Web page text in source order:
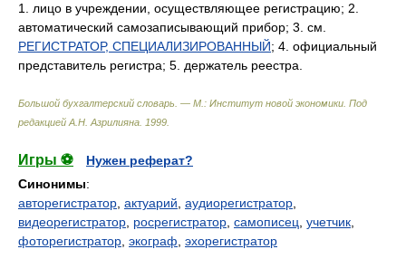
1. лицо в учреждении, осуществляющее регистрацию; 2.
автоматический самозаписывающий прибор; 3. см.
РЕГИСТРАТОР, СПЕЦИАЛИЗИРОВАННЫЙ; 4. официальный
представитель регистра; 5. держатель реестра.
Большой бухгалтерский словарь. — М.: Институт новой экономики Под
редакцией А.Н. Азрилияна 1999
Игры ⚽
Нужен реферат?
Синонимы:
авторегистратор актуарий аудиорегистратор
видеорегистратор росрегистратор самописец учетчик
фоторегистратор экограф эхорегистратор